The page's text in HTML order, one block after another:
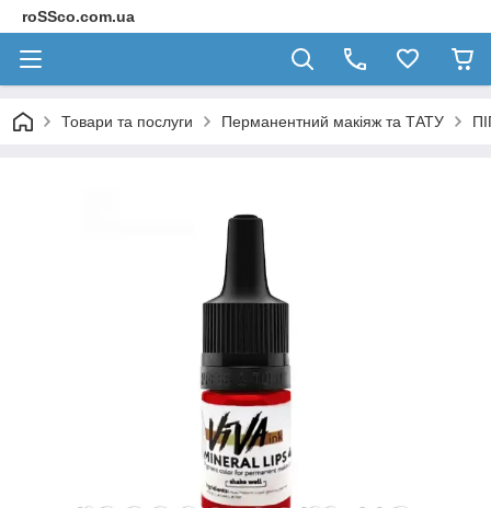
roSSco.com.ua
Товари та послуги Перманентний макіяж та ТАТУ